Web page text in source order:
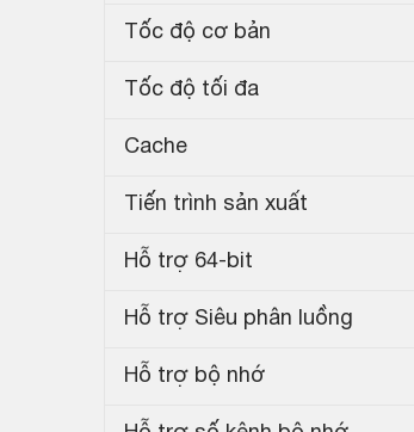
Tốc độ cơ bản
Tốc độ tối đa
Cache
Tiến trình sản xuất
Hỗ trợ 64-bit
Hỗ trợ Siêu phân luồng
Hỗ trợ bộ nhớ